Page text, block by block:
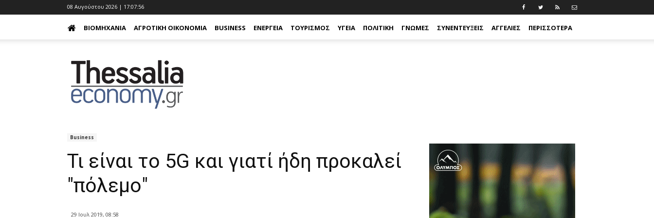
08 Αυγούστου 2026 | 17:07:57
ΒΙΟΜΗΧΑΝΊΑ ΑΓΡΟΤΙΚΉ ΟΙΚΟΝΟΜΊΑ BUSINESS ΕΝΈΡΓΕΙΑ ΤΟΥΡΙΣΜΌΣ ΥΓΕΊΑ ΠΟΛΙΤΙΚΉ ΓΝΏΜΕΣ ΣΥΝΕΝΤΕΎΞΕΙΣ ΑΓΓΕΛΊΕΣ ΠΕΡΙΣΣΟΤΕΡΑ
Business
Τι είναι το 5G και γιατί ήδη προκαλεί
"πόλεμο"
29 Ιουλ 2019, 08:58